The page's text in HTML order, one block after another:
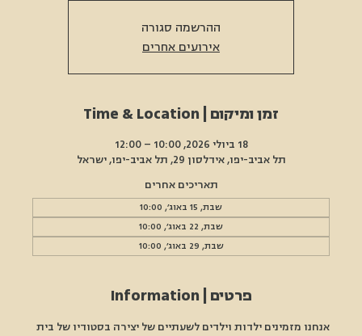
ההרשמה סגורה
אירועים אחרים
זמן ומיקום | Time & Location
18 ביולי 2026, 10:00 – 12:00
תל אביב-יפו, אידלסון 29, תל אביב-יפו, ישראל
תאריכים אחרים
שבת, 15 באוג׳, 10:00
שבת, 22 באוג׳, 10:00
שבת, 29 באוג׳, 10:00
פרטים | Information
אנחנו מזמינים ילדות וילדים לשעתיים של יצירה בסטודיו של בית